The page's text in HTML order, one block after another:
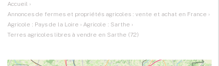
Accueil ›
Annonces de fermes et propriétés agricoles : vente et achat en France ›
Agricole : Pays de la Loire › Agricole : Sarthe ›
Terres agricoles libres à vendre en Sarthe (72)